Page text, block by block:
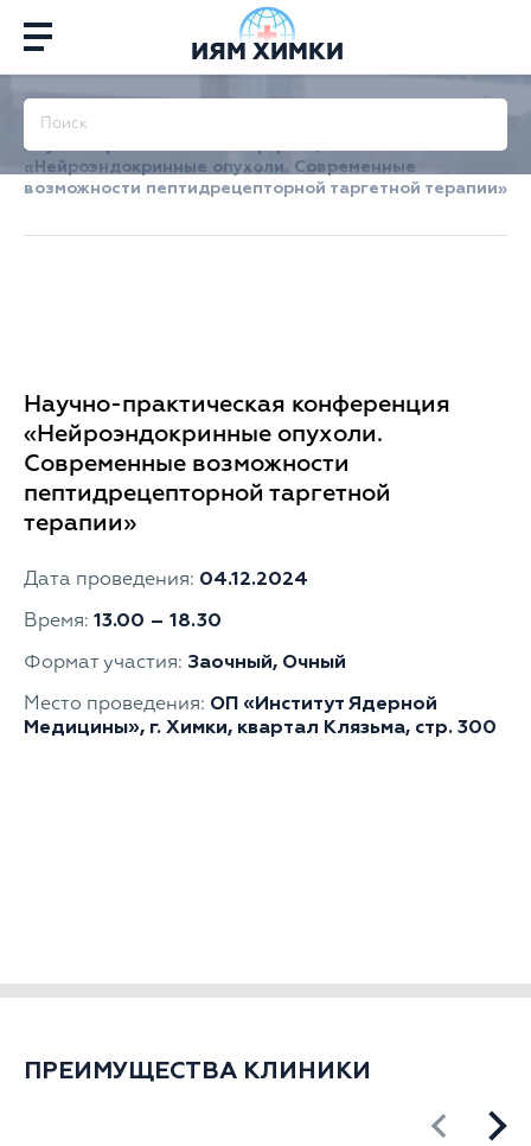
ИЯМ ХИМКИ
Главная
Научно-практическая конференция
«Нейроэндокринные опухоли. Современные
возможности пептидрецепторной таргетной терапии»
Научно-практическая конференция
«Нейроэндокринные опухоли.
Современные возможности
пептидрецепторной таргетной
терапии»
Дата проведения: 04.12.2024
Время: 13.00 – 18.30
Формат участия: Заочный, Очный
Место проведения: ОП «Институт Ядерной
Медицины», г. Химки, квартал Клязьма, стр. 300
ПРЕИМУЩЕСТВА КЛИНИКИ